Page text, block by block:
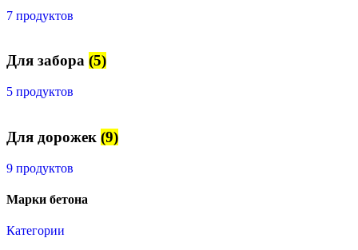
7 продуктов
Для забора (5)
5 продуктов
Для дорожек (9)
9 продуктов
Марки бетона
Категории